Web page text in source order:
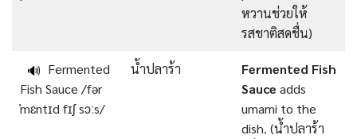
หวานช่วยให้
รสชาติสดชื่น)
🔊 Fermented
Fish Sauce /fər
ˈmɛntɪd fɪʃ sɔːs/
น้ำปลาร้า
Fermented Fish
Sauce adds
umami to the
dish. (น้ำปลาร้า